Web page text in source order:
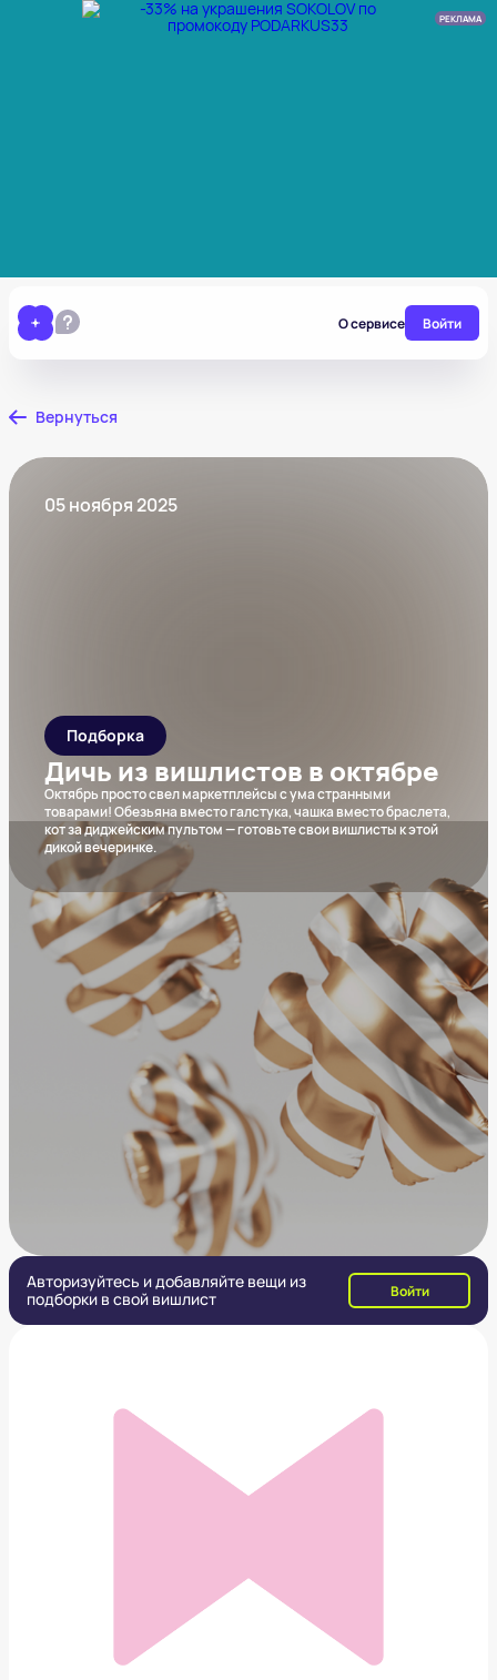
РЕКЛАМА
О сервисе Войти
Вернуться
05 ноября 2025
Подборка
Дичь из вишлистов в октябре
Октябрь просто свел маркетплейсы с ума странными
товарами! Обезьяна вместо галстука, чашка вместо браслета,
кот за диджейским пультом — готовьте свои вишлисты к этой
дикой вечеринке.
Авторизуйтесь и добавляйте вещи из
подборки в свой вишлист
Войти
Добавить в вишлист